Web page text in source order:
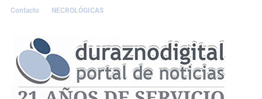
Contacto NECROLÓGICAS